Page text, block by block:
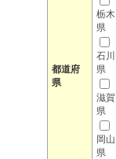
都道府
県
栃木
県
石川
県
滋賀
県
岡山
県